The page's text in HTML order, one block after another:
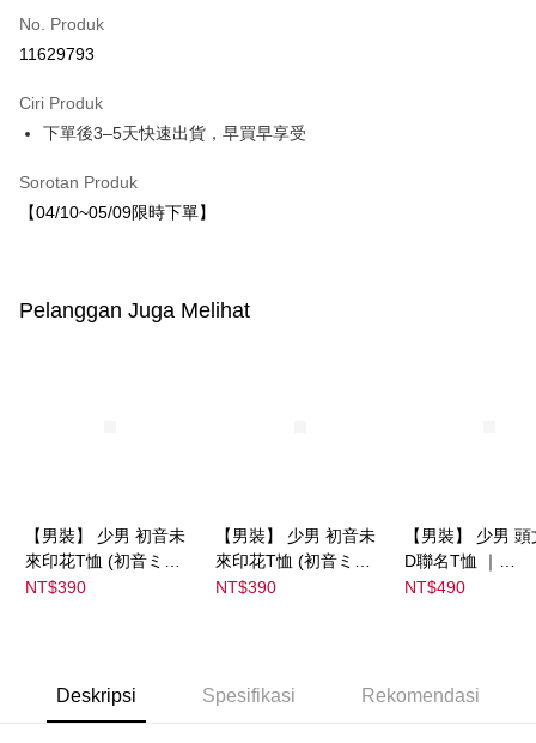
LINE Pay
JKOPAY
Pilihan Penghantaran
NT$1,500 atau lebih
NT$1,500 atau lebih
No. Produk
11629793
Ciri Produk
下單後3–5天快速出貨，早買早享受
Sorotan Produk
【04/10~05/09限時下單】
Pelanggan Juga Melihat
【男裝】 少男 初音未
來印花T恤 (初音ミク)
｜
NT$390
【男裝】 少男 初音未
來印花T恤 (初音ミク)
｜
NT$390
【男裝】 少男
D聯名T恤 ｜
NT$490
Deskripsi Spesifikasi Rekomendasi